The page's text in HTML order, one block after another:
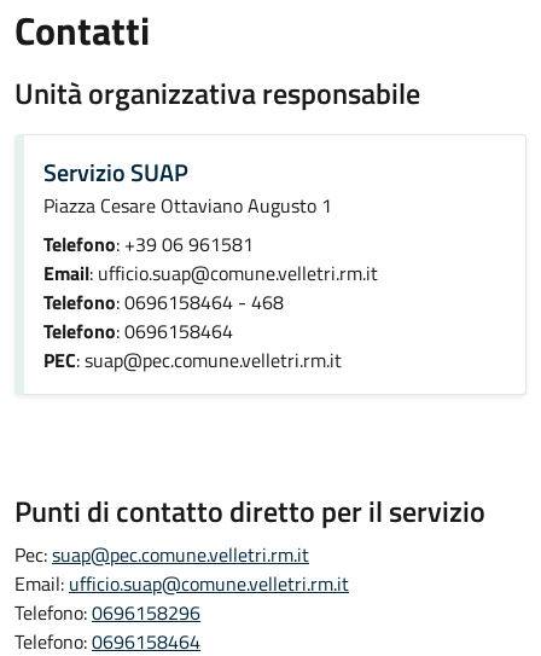
Contatti
Unità organizzativa responsabile
Servizio SUAP
Piazza Cesare Ottaviano Augusto 1
Telefono: +39 06 961581
Email: ufficio.suap@comune.velletri.rm.it
Telefono: 0696158464 - 468
Telefono: 0696158464
PEC: suap@pec.comune.velletri.rm.it
Punti di contatto diretto per il servizio
Pec:suap@pec.comune.velletri.rm.it
Email: ufficio.suap@comune.velletri.rm.it
Telefono:0696158296
Telefono:0696158464